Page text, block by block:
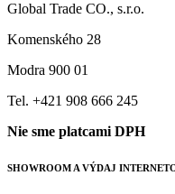
Global Trade CO., s.r.o.
Komenského 28
Modra 900 01
Tel. +421 908 666 245
Nie sme platcami DPH
SHOWROOM A VÝDAJ